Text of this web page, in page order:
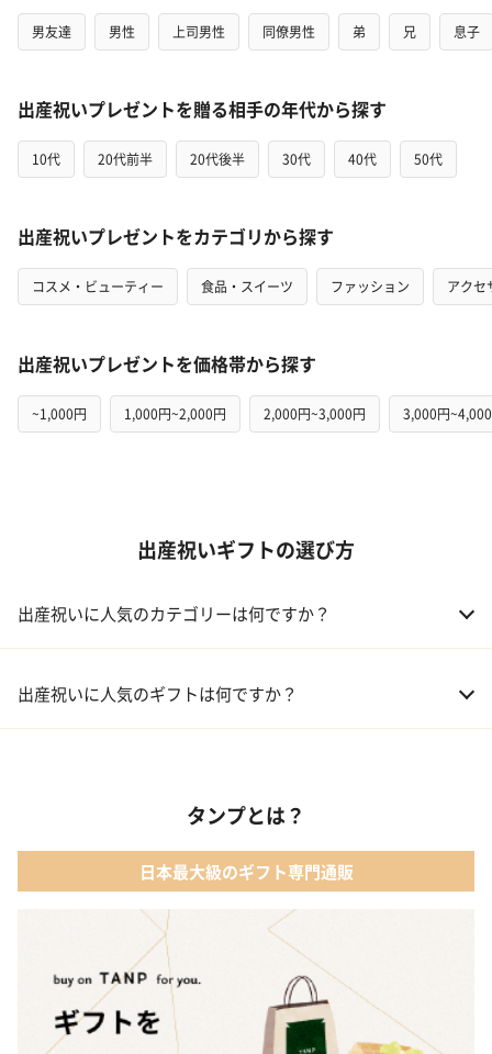
男友達 男性 上司男性 同僚男性 弟 兄 息子
出産祝いプレゼントを贈る相手の年代から探す
10代 20代前半 20代後半 30代 40代 50代
出産祝いプレゼントをカテゴリから探す
コスメ・ビューティー 食品・スイーツ ファッション アクセ
出産祝いプレゼントを価格帯から探す
~1,000円 1,000円~2,000円 2,000円~3,000円 3,000円
出産祝いギフトの選び方
出産祝いに人気のカテゴリーは何ですか？
02 ベビー寝具・家具
04 ベビー・キッズファッション
06 タオル
出産祝いに人気のギフトは何ですか？
02 【名入れギフト】音いっぱい積み木｜エド・インター
03 ママズケア セレクトボックス｜モディッシュ
04 フレイバーおむつケーキ｜AIRIM baby（アイリムベビー）
05 Chouette フード付きバスタオル&ハンカチセット｜コンテッ
タンプとは？
日本最大級のギフト専門通販